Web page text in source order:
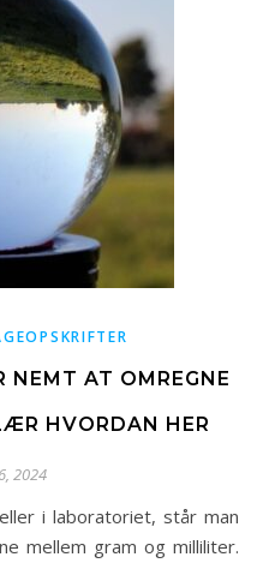
NEMT AT OMREGNE
HVORDAN HER
2024
mellem gram og milliliter.